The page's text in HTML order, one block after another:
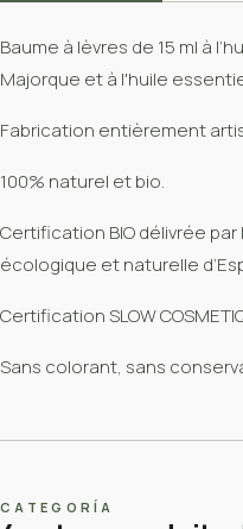
Baume à lèvres de 15 ml à
Majorque et à l'huile
Fabrication entièrement
100% naturel et bio.
Certification BIO délivrée
écologique et naturelle
Certification SLOW
Sans colorant, sans
CATEGORÍA